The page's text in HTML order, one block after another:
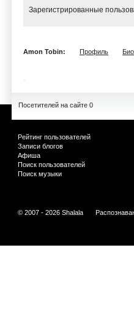
Зарегистрированные
Amon Tobin: Профиль
Посетителей на сайте 0
Рейтинг пользователей
Записи блогов
Афиша
Поиск пользователей
Поиск музыки
© 2007 - 2026 Shalala